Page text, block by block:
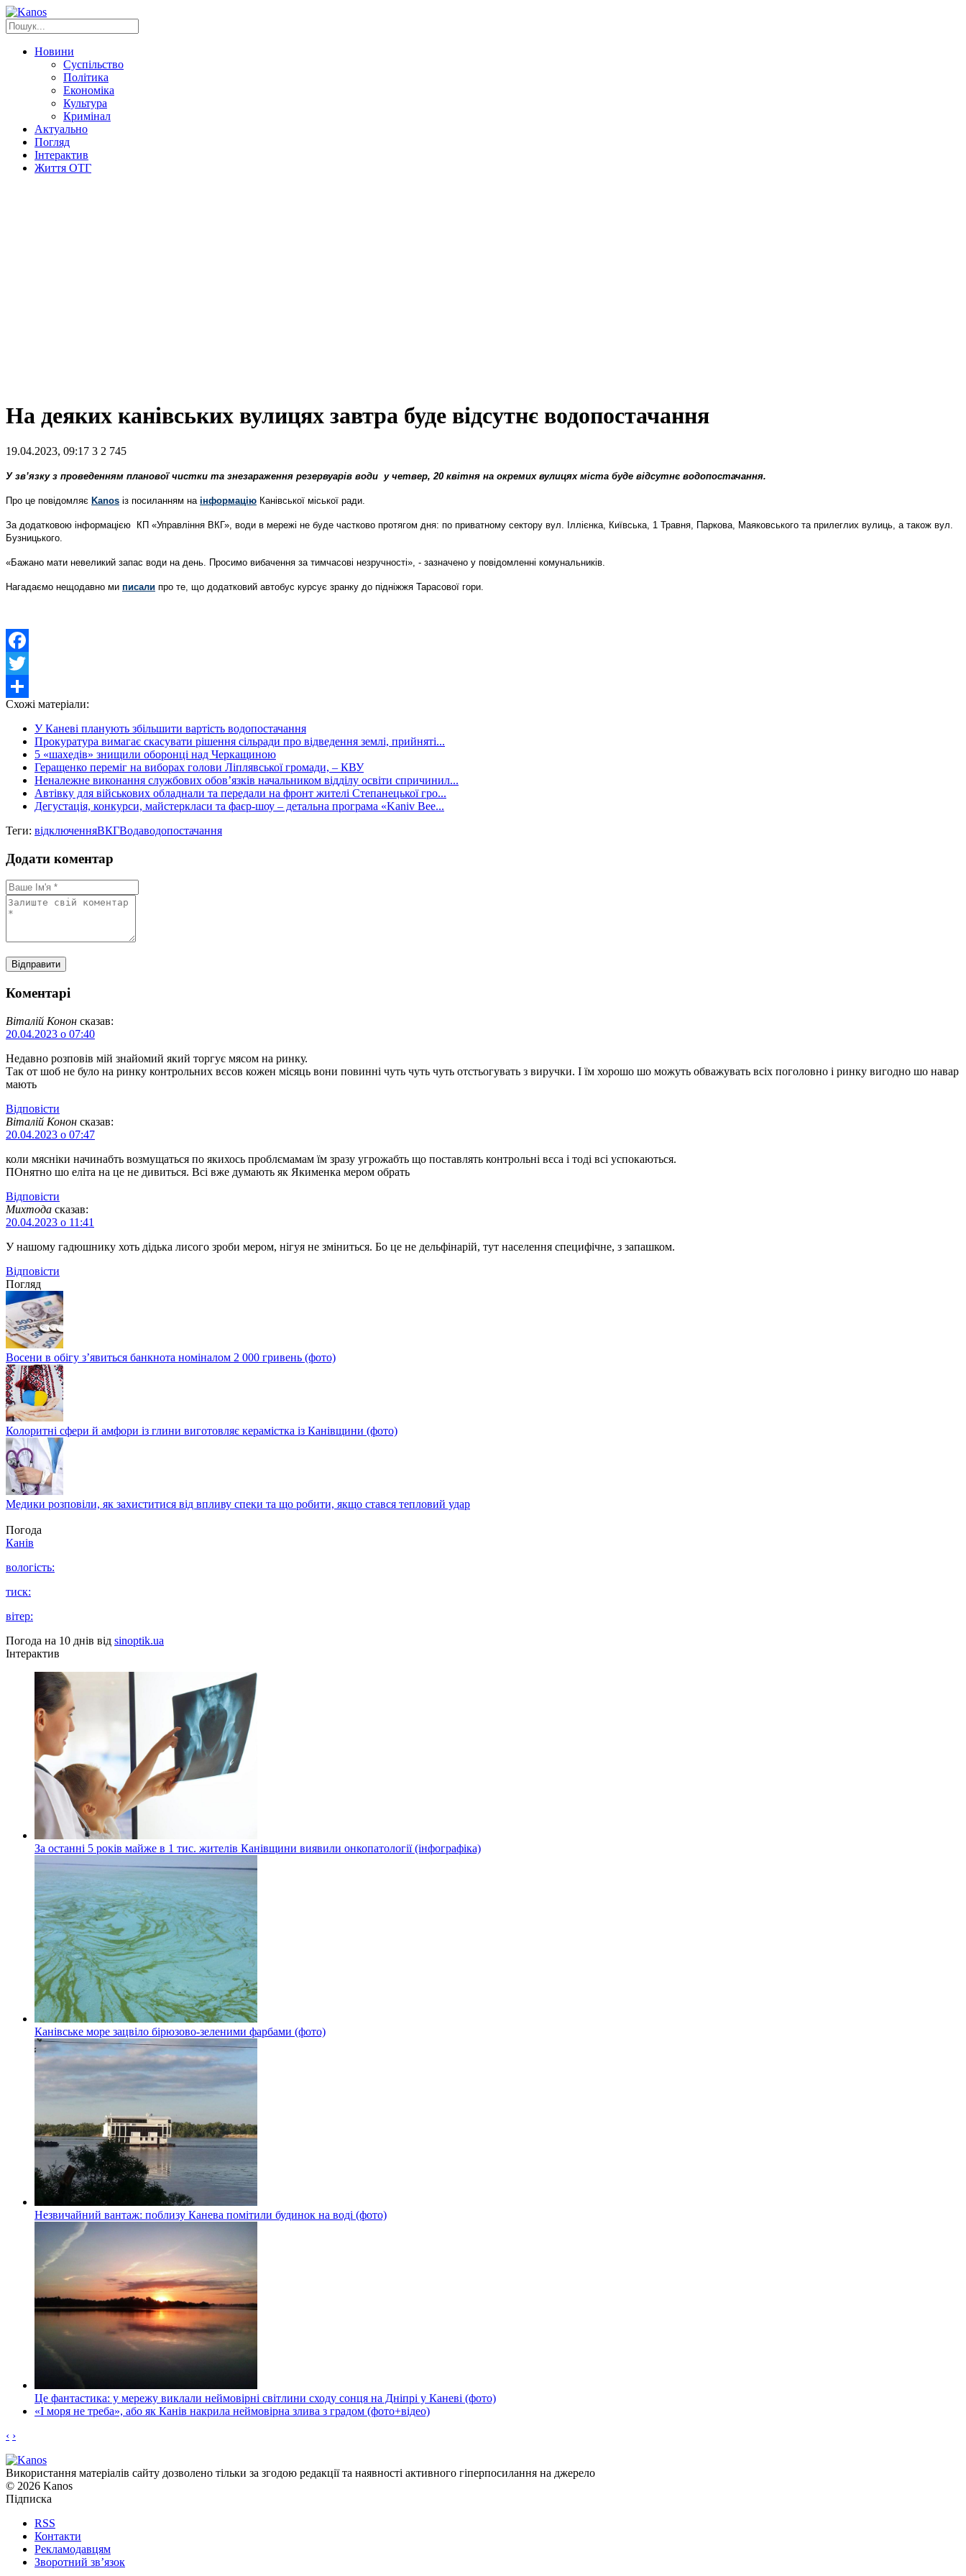
Новини
Суспільство
Політика
Економіка
Культура
Кримінал
Актуально
Погляд
Інтерактив
Життя ОТГ
На деяких канівських вулицях завтра буде відсутнє водопостачання
19.04.2023, 09:17 3 2 745
У зв’язку з проведенням планової чистки та знезараження резервуарів води у четвер, 20 квітня на окремих вулицях міста буде відсутнє водопостачання.
Про це повідомляє Kanos із посиланням на інформацію Канівської міської ради.
За додатковою інформацією КП «Управління ВКГ», води в мережі не буде частково протягом дня: по приватному сектору вул. Іллієнка, Київська, 1 Травня, Паркова, Маяковського та прилеглих вулиць, а також вул.
Бузницького.
«Бажано мати невеликий запас води на день. Просимо вибачення за тимчасові незручності», - зазначено у повідомленні комунальників.
Нагадаємо нещодавно ми писали про те, що додатковий автобус курсує зранку до підніжжя Тарасової гори.
Facebook
Twitter
Share
Схожі матеріали:
У Каневі планують збільшити вартість водопостачання
Прокуратура вимагає скасувати рішення сільради про відведення землі, прийняті...
5 «шахедів» знищили оборонці над Черкащиною
Геращенко переміг на виборах голови Ліплявської громади, – КВУ
Неналежне виконання службових обов’язків начальником відділу освіти спричинил...
Автівку для військових обладнали та передали на фронт жителі Степанецької гро...
Дегустація, конкурси, майстеркласи та фаєр-шоу – детальна програма «Kaniv Bee...
Теги: відключенняВКГВодаводопостачання
Додати коментар
Коментарі
Віталій Конон сказав:
20.04.2023 о 07:40
Недавно розповів мій знайомий який торгує мясом на ринку.
Так от шоб не було на ринку контрольних вєсов кожен місяць вони повинні чуть чуть чуть отстьогувать з виручки. І їм хорошо шо можуть обважувать всіх поголовно і ринку вигодно шо навар
мають
Відповіcти
Віталій Конон сказав:
20.04.2023 о 07:47
коли мясніки начинабть возмущаться по якихось проблємамам їм зразу угрожабть що поставлять контрольні вєса і тоді всі успокаються.
ПОнятно шо еліта на це не дивиться. Всі вже думають як Якименка мером обрать
Відповіcти
Михтода сказав:
20.04.2023 о 11:41
У нашому гадюшнику хоть дідька лисого зроби мером, нігуя не зміниться. Бо це не дельфінарій, тут населення специфічне, з запашком.
Відповіcти
Погляд
Восени в обігу з’явиться банкнота номіналом 2 000 гривень (фото)
Колоритні сфери й амфори із глини виготовляє керамістка із Канівщини (фото)
Медики розповіли, як захиститися від впливу спеки та що робити, якщо стався тепловий удар
Погода
Канів
вологість:
тиск:
вітер:
Погода на 10 днів від sinoptik.ua
Інтерактив
За останні 5 років майже в 1 тис. жителів Канівщини виявили онкопатології (інфографіка)
Канівське море зацвіло бірюзово-зеленими фарбами (фото)
Незвичайний вантаж: поблизу Канева помітили будинок на воді (фото)
Це фантастика: у мережу виклали неймовірні світлини сходу сонця на Дніпрі у Каневі (фото)
«І моря не треба», або як Канів накрила неймовірна злива з градом (фото+відео)
‹ ›
Використання матеріалів сайту дозволено тільки за згодою редакції та наявності активного гіперпосилання на джерело
© 2026 Kanos
Підписка
RSS
Контакти
Рекламодавцям
Зворотний зв’язок